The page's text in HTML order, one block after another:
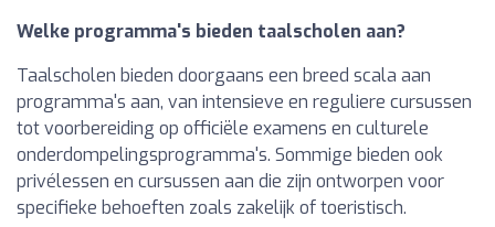
Welke programma's bieden taalscholen aan?
Taalscholen bieden doorgaans een breed scala aan
programma's aan, van intensieve en reguliere cursussen
tot voorbereiding op officiële examens en culturele
onderdompelingsprogramma's. Sommige bieden ook
privélessen en cursussen aan die zijn ontworpen voor
specifieke behoeften zoals zakelijk of toeristisch.